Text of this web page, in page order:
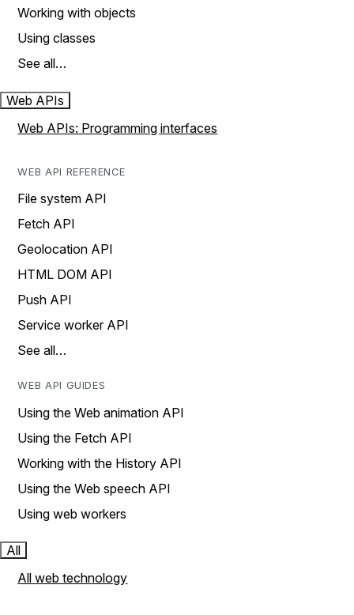
Working with objects
Using classes
See all…
Web APIs
Web APIs: Programming interfaces
WEB API REFERENCE
File system API
Fetch API
Geolocation API
HTML DOM API
Push API
Service worker API
See all…
WEB API GUIDES
Using the Web animation API
Using the Fetch API
Working with the History API
Using the Web speech API
Using web workers
All
All web technology